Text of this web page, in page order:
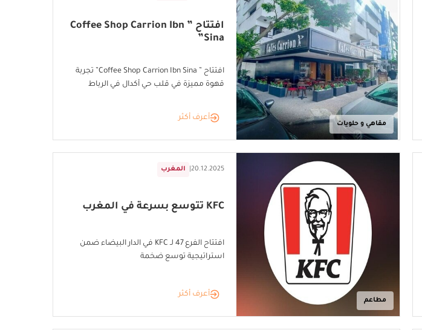
مقاهي و حلويات
افتتاح ” Coffee Shop Carrion Ibn
Sina”
افتتاح ” Coffee Shop Carrion Ibn Sina” تجربة
قهوة مميزة في قلب حي أكدال في الرباط
أعرف أكثر
مطاعم
المغرب 20.12.2025
KFC تتوسع بسرعة في المغرب
افتتاح الفرع 47 لـ KFC في الدار البيضاء ضمن
استراتيجية توسع ضخمة
أعرف أكثر